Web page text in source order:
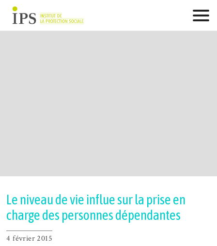
Le niveau de vie influe sur la prise en
charge des personnes dépendantes
4 février 2015